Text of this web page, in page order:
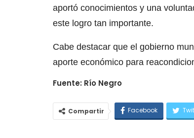
aportó conocimientos y una
este logro tan importante.
Cabe destacar que el gobierno
aporte económico para
Fuente: Río Negro
Compartir Facebook